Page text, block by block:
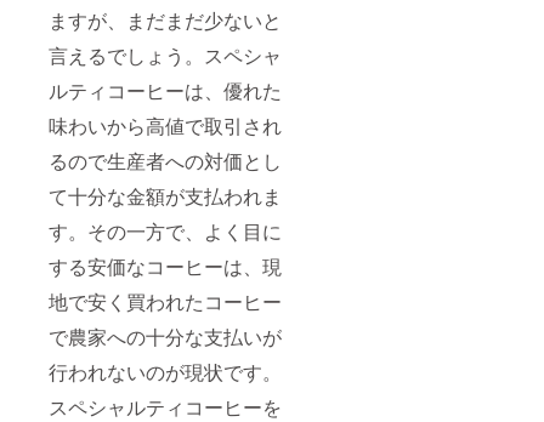
ますが、まだまだ少ないと
言えるでしょう。スペシャ
ルティコーヒーは、優れた
味わいから高値で取引され
るので生産者への対価とし
て十分な金額が支払われま
す。その一方で、よく目に
する安価なコーヒーは、現
地で安く買われたコーヒー
で農家への十分な支払いが
行われないのが現状です。
スペシャルティコーヒーを